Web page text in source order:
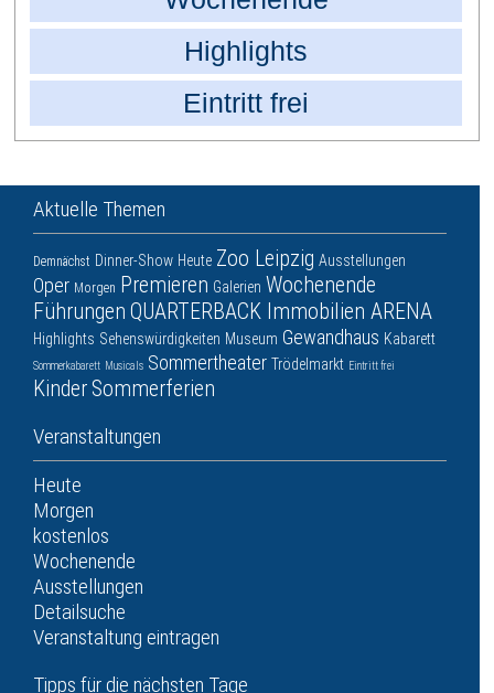
Highlights
Eintritt frei
Aktuelle Themen
Demnächst Dinner-Show Heute Zoo Leipzig Ausstellungen
Oper Morgen Premieren Galerien Wochenende
Führungen QUARTERBACK Immobilien ARENA
Highlights Sehenswürdigkeiten Museum Gewandhaus Kabarett
Sommerkabarett Musicals Sommertheater Trödelmarkt Eintritt frei
KinderSommerferien
Veranstaltungen
Heute
Morgen
kostenlos
Wochenende
Ausstellungen
Detailsuche
Veranstaltung eintragen
Tipps für die nächsten Tage